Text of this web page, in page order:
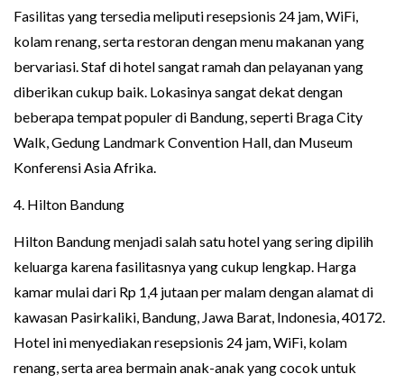
Fasilitas yang tersedia meliputi resepsionis 24 jam, WiFi,
kolam renang, serta restoran dengan menu makanan yang
bervariasi. Staf di hotel sangat ramah dan pelayanan yang
diberikan cukup baik. Lokasinya sangat dekat dengan
beberapa tempat populer di Bandung, seperti Braga City
Walk, Gedung Landmark Convention Hall, dan Museum
Konferensi Asia Afrika.
4. Hilton Bandung
Hilton Bandung menjadi salah satu hotel yang sering dipilih
keluarga karena fasilitasnya yang cukup lengkap. Harga
kamar mulai dari Rp 1,4 jutaan per malam dengan alamat di
kawasan Pasirkaliki, Bandung, Jawa Barat, Indonesia, 40172.
Hotel ini menyediakan resepsionis 24 jam, WiFi, kolam
renang, serta area bermain anak-anak yang cocok untuk